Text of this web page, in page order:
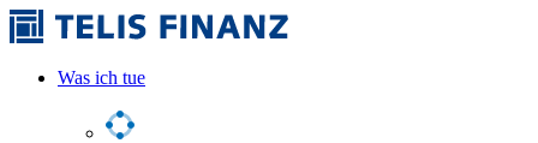
Was ich tue